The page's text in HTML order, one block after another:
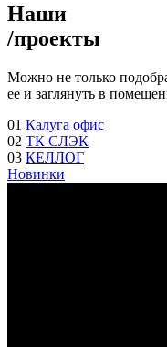
Наши
/проекты
Можно не только
ее и заглянуть в
01 Калуга офис
02 ТК СЛЭК
03 КЕЛЛОГ
Новинки